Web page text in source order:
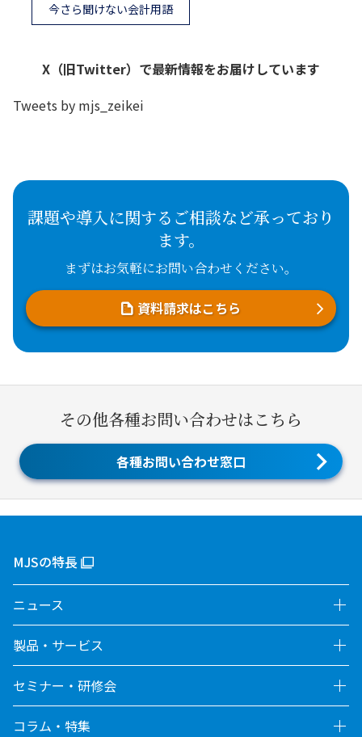
今さら聞けない会計用語
X（旧Twitter）で最新情報をお届けしています
Tweets by mjs_zeikei
課題や導入に関するご相談など承っており
ます。
まずはお気軽にお問い合わせください。
資料請求はこちら
その他各種お問い合わせはこちら
各種お問い合わせ窓口
MJSの特長
ニュース
製品・サービス
セミナー・研修会
コラム・特集